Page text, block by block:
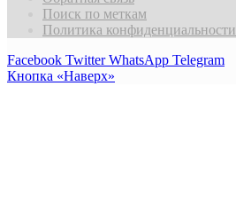
Поиск по меткам
Политика конфиденциальности
Facebook Twitter WhatsApp Telegram
Кнопка «Наверх»